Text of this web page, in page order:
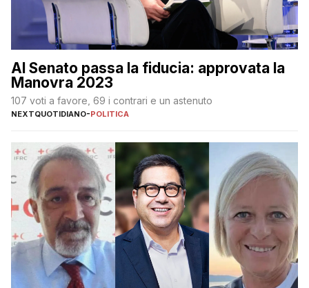
Al Senato passa la fiducia: approvata la
Manovra 2023
107 voti a favore, 69 i contrari e un astenuto
NEXTQUOTIDIANO-POLITICA